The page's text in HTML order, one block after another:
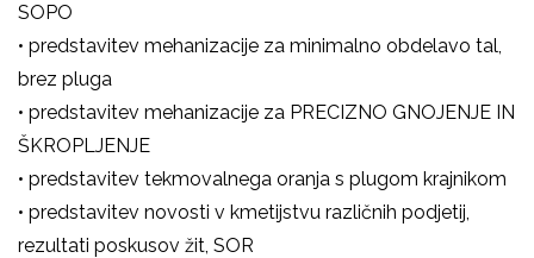
SOPO
• predstavitev mehanizacije za minimalno obdelavo tal,
brez pluga
• predstavitev mehanizacije za PRECIZNO GNOJENJE IN
ŠKROPLJENJE
• predstavitev tekmovalnega oranja s plugom krajnikom
• predstavitev novosti v kmetijstvu različnih podjetij,
rezultati poskusov žit, SOR